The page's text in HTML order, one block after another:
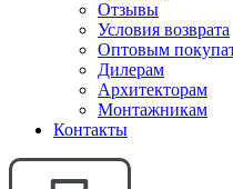
Отзывы
Условия возврата
Оптовым
Дилерам
Архитекторам
Монтажникам
Контакты